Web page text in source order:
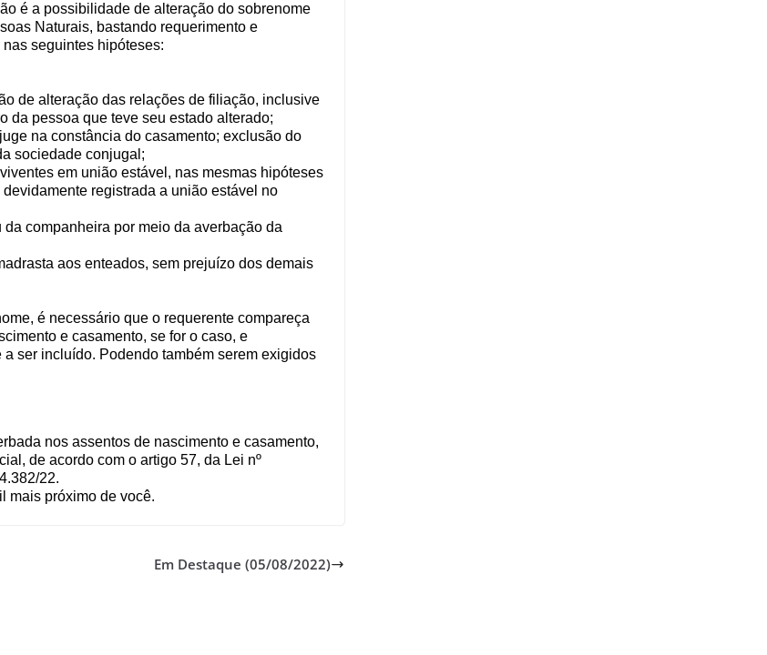
é a possibilidade de alteração do sobrenome
Naturais, bastando requerimento e
seguintes hipóteses:
de alteração das relações de filiação, inclusive
da pessoa que teve seu estado alterado;
na constância do casamento; exclusão do
sociedade conjugal;
em união estável, nas mesmas hipóteses
registrada a união estável no
companheira por meio da averbação da
aos enteados, sem prejuízo dos demais
é necessário que o requerente compareça
e casamento, se for o caso, e
ser incluído. Podendo também serem exigidos
nos assentos de nascimento e casamento,
de acordo com o artigo 57, da Lei nº
22.
mais próximo de você.
Em Destaque (05/08/2022)